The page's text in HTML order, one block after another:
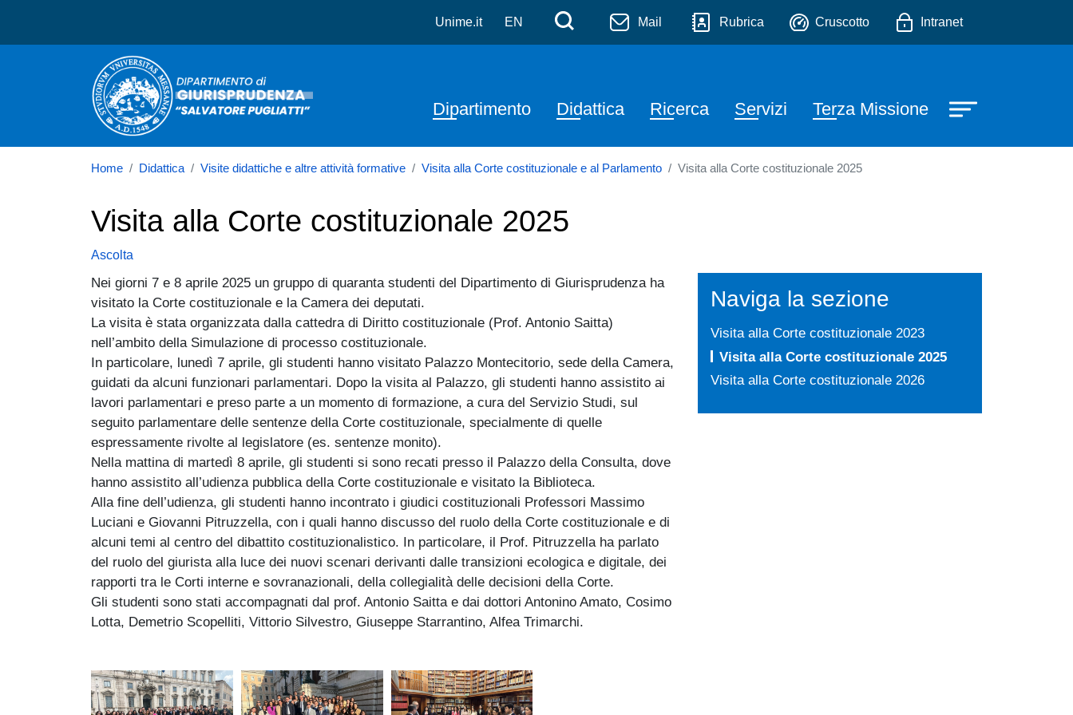
Salta al contenuto principale
Dipartimento di Giurisprudenza Salvatore Pugliatti
Unime.it EN Menù di servizio
Cerca Mail Rubrica Cruscotto Intranet
Navigazione principale
Dipartimento Didattica Ricerca Servizi Terza Missione
Home Didattica Visite didattiche e altre attività formative Visita alla Corte costituzionale e al Parlamento Visita alla Corte costituzionale 2025
Visita alla Corte costituzionale 2025
Ascolta
Nei giorni 7 e 8 aprile 2025 un gruppo di quaranta studenti del Dipartimento di Giurisprudenza ha
visitato la Corte costituzionale e la Camera dei deputati.
La visita è stata organizzata dalla cattedra di Diritto costituzionale (Prof. Antonio Saitta)
nell’ambito della Simulazione di processo costituzionale.
In particolare, lunedì 7 aprile, gli studenti hanno visitato Palazzo Montecitorio, sede della Camera,
guidati da alcuni funzionari parlamentari. Dopo la visita al Palazzo, gli studenti hanno assistito ai
lavori parlamentari e preso parte a un momento di formazione, a cura del Servizio Studi, sul
seguito parlamentare delle sentenze della Corte costituzionale, specialmente di quelle
espressamente rivolte al legislatore (es. sentenze monito).
Nella mattina di martedì 8 aprile, gli studenti si sono recati presso il Palazzo della Consulta, dove
hanno assistito all’udienza pubblica della Corte costituzionale e visitato la Biblioteca.
Alla fine dell’udienza, gli studenti hanno incontrato i giudici costituzionali Professori Massimo
Luciani e Giovanni Pitruzzella, con i quali hanno discusso del ruolo della Corte costituzionale e di
alcuni temi al centro del dibattito costituzionalistico. In particolare, il Prof. Pitruzzella ha parlato
del ruolo del giurista alla luce dei nuovi scenari derivanti dalle transizioni ecologica e digitale, dei
rapporti tra le Corti interne e sovranazionali, della collegialità delle decisioni della Corte.
Gli studenti sono stati accompagnati dal prof. Antonio Saitta e dai dottori Antonino Amato, Cosimo
Lotta, Demetrio Scopelliti, Vittorio Silvestro, Giuseppe Starrantino, Alfea Trimarchi.
Naviga la sezione
Visita alla Corte costituzionale 2023
Visita alla Corte costituzionale 2025
Visita alla Corte costituzionale 2026